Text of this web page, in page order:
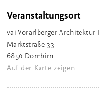
Veranstaltungsort
vai Vorarlberger Architektur
Marktstraße 33
6850 Dornbirn
Auf der Karte zeigen